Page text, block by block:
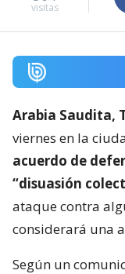
visitas
Arabia Saudita,
viernes en la
acuerdo de
“disuasión
ataque contra
considerará una
Según un